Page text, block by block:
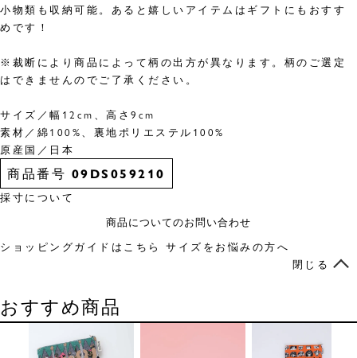
小物類も収納可能。あると嬉しいアイテムはギフトにもおすす
めです！
※裁断により商品によって柄の出方が異なります。柄のご選定
はできませんのでご了承ください。
サイズ／幅12cm、高さ9cm
素材／綿100%、裏地ポリエステル100%
原産国／日本
商品番号 09DS059210
採寸について
商品についてのお問い合わせ
ショッピングガイドはこちら サイズをお悩みの方へ
閉じる
おすすめ商品